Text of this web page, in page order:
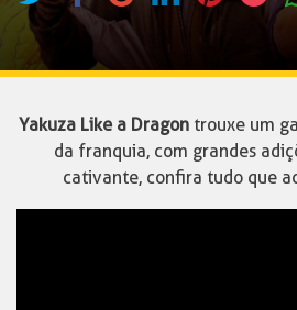
Yakuza Like a Dragontrouxe um
da franquia, com grandes
cativante, confira tudo que